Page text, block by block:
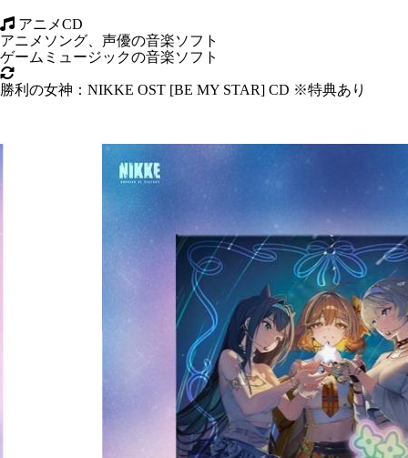
アニメCD
アニメソング、声優の音楽ソフト
ゲームミュージックの音楽ソフト
勝利の女神：NIKKE OST [BE MY STAR] CD ※特典あり